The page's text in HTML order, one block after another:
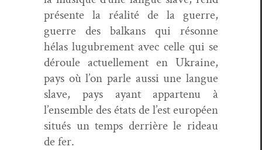
présente la réal­ité de la guerre,
guerre des balka­ns qui résonne
hélas lugubre­ment avec celle qui se
déroule actuelle­ment en Ukraine,
pays où l’on par­le aus­si une langue
slave, pays ayant appartenu à
l’ensemble des états de l’est européen
situés un temps der­rière le rideau
de fer.